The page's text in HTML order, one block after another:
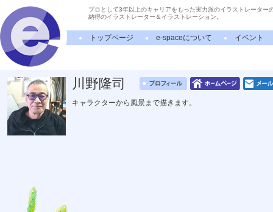
プロとして3年以上のキャリアをもった実力派のイラストレーター
納得のイラストレーター＆イラストレーション。
トップページ e-spaceについて イベント
川野隆司
キャラクターから風景まで描きます。